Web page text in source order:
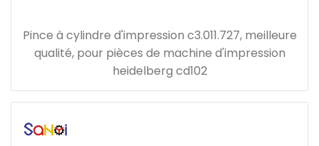
Pince à cylindre d'impression c3.011.727, meilleure
qualité, pour pièces de machine d'impression
heidelberg cd102